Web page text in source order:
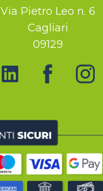
Via Pietro Leo n. 6
Cagliari
09129